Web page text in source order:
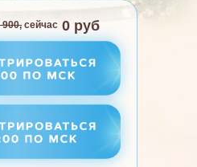
900, сейчас 0 руб